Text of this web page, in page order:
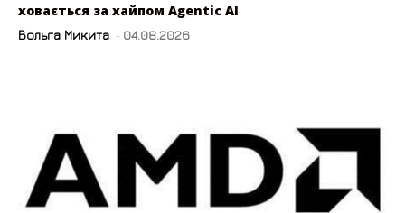
ховається за хайпом Agentic AI
Вольга Микита - 04.08.2026